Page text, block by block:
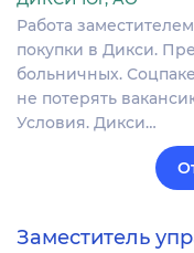
Работа
покупки в Дикси.
больничных.
не потерять
Условия. Дикси…
Заместитель